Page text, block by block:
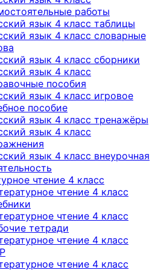
работы
язык 4 класс таблицы
язык 4 класс словарные
язык 4 класс сборники
язык 4 класс
пособия
язык 4 класс игровое
пособие
язык 4 класс тренажёры
язык 4 класс
язык 4 класс внеурочная
чтение 4 класс
чтение 4 класс
чтение 4 класс
тетради
чтение 4 класс
чтение 4 класс